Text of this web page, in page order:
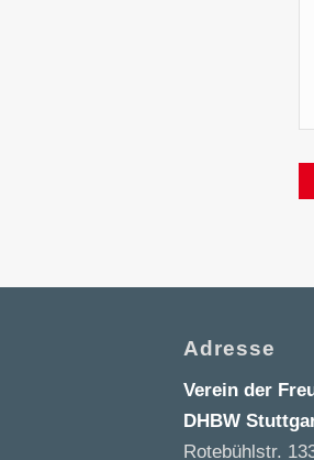
Adresse
Verein der
DHBW
Rotebühlstr.